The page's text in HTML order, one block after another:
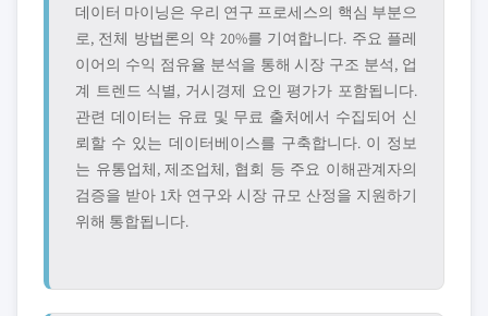
데이터 마이닝은 우리 연구 프로세스의 핵심 부분으
로, 전체 방법론의 약 20%를 기여합니다. 주요 플레
이어의 수익 점유율 분석을 통해 시장 구조 분석, 업
계 트렌드 식별, 거시경제 요인 평가가 포함됩니다.
관련 데이터는 유료 및 무료 출처에서 수집되어 신
뢰할 수 있는 데이터베이스를 구축합니다. 이 정보
는 유통업체, 제조업체, 협회 등 주요 이해관계자의
검증을 받아 1차 연구와 시장 규모 산정을 지원하기
위해 통합됩니다.